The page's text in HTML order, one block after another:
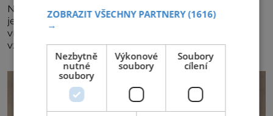
Největší český vinařský projekt Král vín ve svém již
jednadvacátém ročníku představil nejlepší domácí
vína. Ta vybírala odborná porota z celkem 1260
vzorků od 157 vinařů. Král vín, který se – i pře
ZOBRAZIT VŠECHNY PARTNERY(1616)
→
Nezbytně
nutné
soubory
Výkonové
soubory
Soubory
cílení